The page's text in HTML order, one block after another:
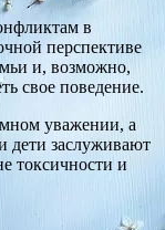
в
перспективе
и, возможно,
свое поведение.
уважении, а
дети заслуживают
токсичности и